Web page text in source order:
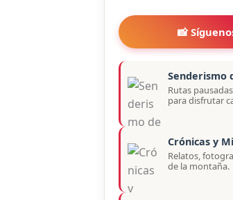
📸
Senderismo
Rutas
para disfrutar
Crónicas y
Relatos,
de la montaña.